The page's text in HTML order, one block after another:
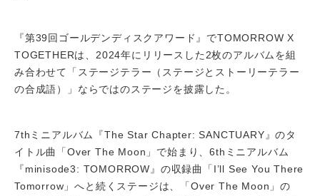
『第39回ゴールデンディスクアワード』でTOMORROW X
TOGETHERは、2024年にリリースした2枚のアルバムを組
み合わせて「ステージテラー（ステージとストーリーテラー
の合成語）」ならではのステージを披露した。
7thミニアルバム『The Star Chapter: SANCTUARY』のタ
イトル曲「Over The Moon」で始まり、6thミニアルバム
『minisode3: TOMORROW』の収録曲「I’ll See You There
Tomorrow」へと続くステージは、「Over The Moon」の